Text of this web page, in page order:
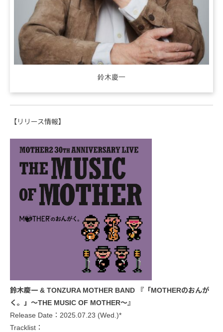
鈴木慶一
【リリース情報】
鈴木慶一 & TONZURA MOTHER BAND 『「MOTHERのおんが
く。」～THE MUSIC OF MOTHER～』
Release Date：2025.07.23 (Wed.)*
Tracklist：